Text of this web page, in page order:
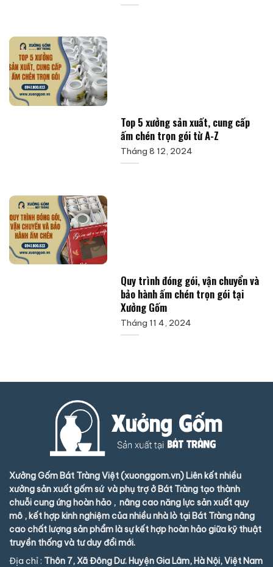
Top 5 xưởng sản xuất, cung cấp
ấm chén trọn gói từ A-Z
Tháng 8 12, 2024
Quy trình đóng gói, vận chuyển và
bảo hành ấm chén trọn gói tại
Xưởng Gốm
Tháng 11 4, 2024
Xưởng Gốm Bát Tràng Việt (xuonggom.vn) Liên kết nhiều
xưởng sản xuất gốm sứ và phụ trợ ở Bát Tràng tạo thành
chuỗi cung ứng hoàn hảo , nâng cao năng lực sản xuất quy
mô , kết hợp kinh nghiệm của nhiều nhà lò tại Bát Tràng nâng
cao chất lượng sản phẩm là sự kết hợp hoàn hảo giữa kỹ thuật
truyền thống và tư duy đổi mới.
Địa chỉ : Thôn 7, Xã Đông Dư. Huyện Gia Lâm, Hà Nội, Việt Nam